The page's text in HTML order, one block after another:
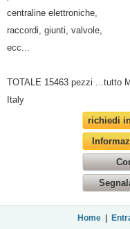
centraline elettroniche,
raccordi, giunti, valvole,
ecc...
TOTALE 15463 pezzi ...tutto
Italy
richiedi
Home|